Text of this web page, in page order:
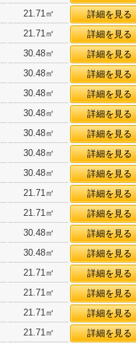
21.71㎡ 詳細を見る
21.71㎡ 詳細を見る
30.48㎡ 詳細を見る
30.48㎡ 詳細を見る
30.48㎡ 詳細を見る
30.48㎡ 詳細を見る
30.48㎡ 詳細を見る
30.48㎡ 詳細を見る
30.48㎡ 詳細を見る
21.71㎡ 詳細を見る
21.71㎡ 詳細を見る
30.48㎡ 詳細を見る
30.48㎡ 詳細を見る
21.71㎡ 詳細を見る
21.71㎡ 詳細を見る
21.71㎡ 詳細を見る
21.71㎡ 詳細を見る